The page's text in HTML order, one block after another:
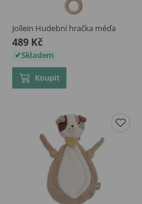
Jollein Hudební hračka méďa
489 Kč
Skladem
Koupit